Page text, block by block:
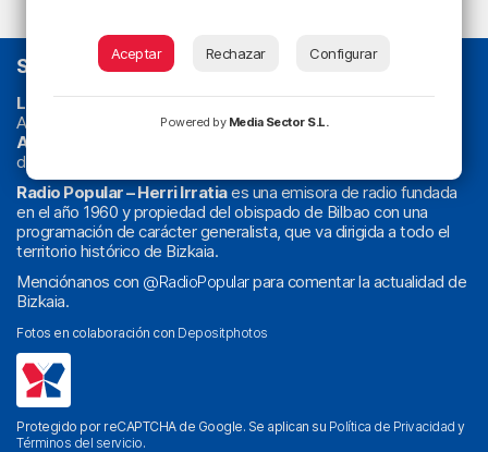
SOBRE NOSOTROS
La radio sin cadenas. Desde 1960 haciendo radio en Bilbao.
Actualidad y
podcastdeBilbaoyBizkaia, los partidos del
Athletic
deportes, sociedad, cultura, política, religión y obra social.
Radio Popular – Herri Irratiaes una emisora de radio fundada
en el año 1960 y propiedad del obispado de Bilbao con una
programación de carácter generalista, que va dirigida a todo el
territorio histórico de Bizkaia.
Menciónanos con @RadioPopularpara comentar la actualidad de
Bizkaia.
Fotos en colaboración con Depositphotos
Protegido por reCAPTCHA de Google. Se aplican su Política de Privacidad y
Términos del servicio.
Aceptar Rechazar Configurar
Powered by Media Sector S.L.